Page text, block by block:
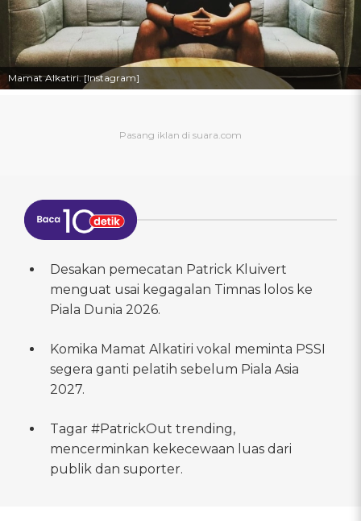
Mamat Alkatiri. [Instagram]
Desakan pemecatan Patrick Kluivert
menguat usai kegagalan Timnas lolos ke
Piala Dunia 2026.
Komika Mamat Alkatiri vokal meminta PSSI
segera ganti pelatih sebelum Piala Asia
2027.
Tagar #PatrickOut trending,
mencerminkan kekecewaan luas dari
publik dan suporter.